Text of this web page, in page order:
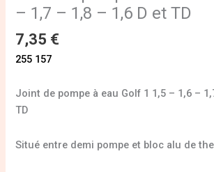
– 1,7 – 1,8 – 1,6 D et TD
7,35 €
255 157
Joint de pompe à eau Golf 1 1,5 – 1,6 –
TD
Situé entre demi pompe et bloc alu de